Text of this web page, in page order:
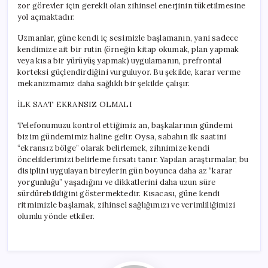
zor görevler için gerekli olan zihinsel enerjinin tüketilmesine
yol açmaktadır.
Uzmanlar, güne kendi iç sesimizle başlamanın, yani sadece
kendimize ait bir rutin (örneğin kitap okumak, plan yapmak
veya kısa bir yürüyüş yapmak) uygulamanın, prefrontal
korteksi güçlendirdiğini vurguluyor. Bu şekilde, karar verme
mekanizmamız daha sağlıklı bir şekilde çalışır.
İLK SAAT EKRANSIZ OLMALI
Telefonumuzu kontrol ettiğimiz an, başkalarının gündemi
bizim gündemimiz haline gelir. Oysa, sabahın ilk saatini
“ekransız bölge” olarak belirlemek, zihnimize kendi
önceliklerimizi belirleme fırsatı tanır. Yapılan araştırmalar, bu
disiplini uygulayan bireylerin gün boyunca daha az “karar
yorgunluğu” yaşadığını ve dikkatlerini daha uzun süre
sürdürebildiğini göstermektedir. Kısacası, güne kendi
ritmimizle başlamak, zihinsel sağlığımızı ve verimliliğimizi
olumlu yönde etkiler.